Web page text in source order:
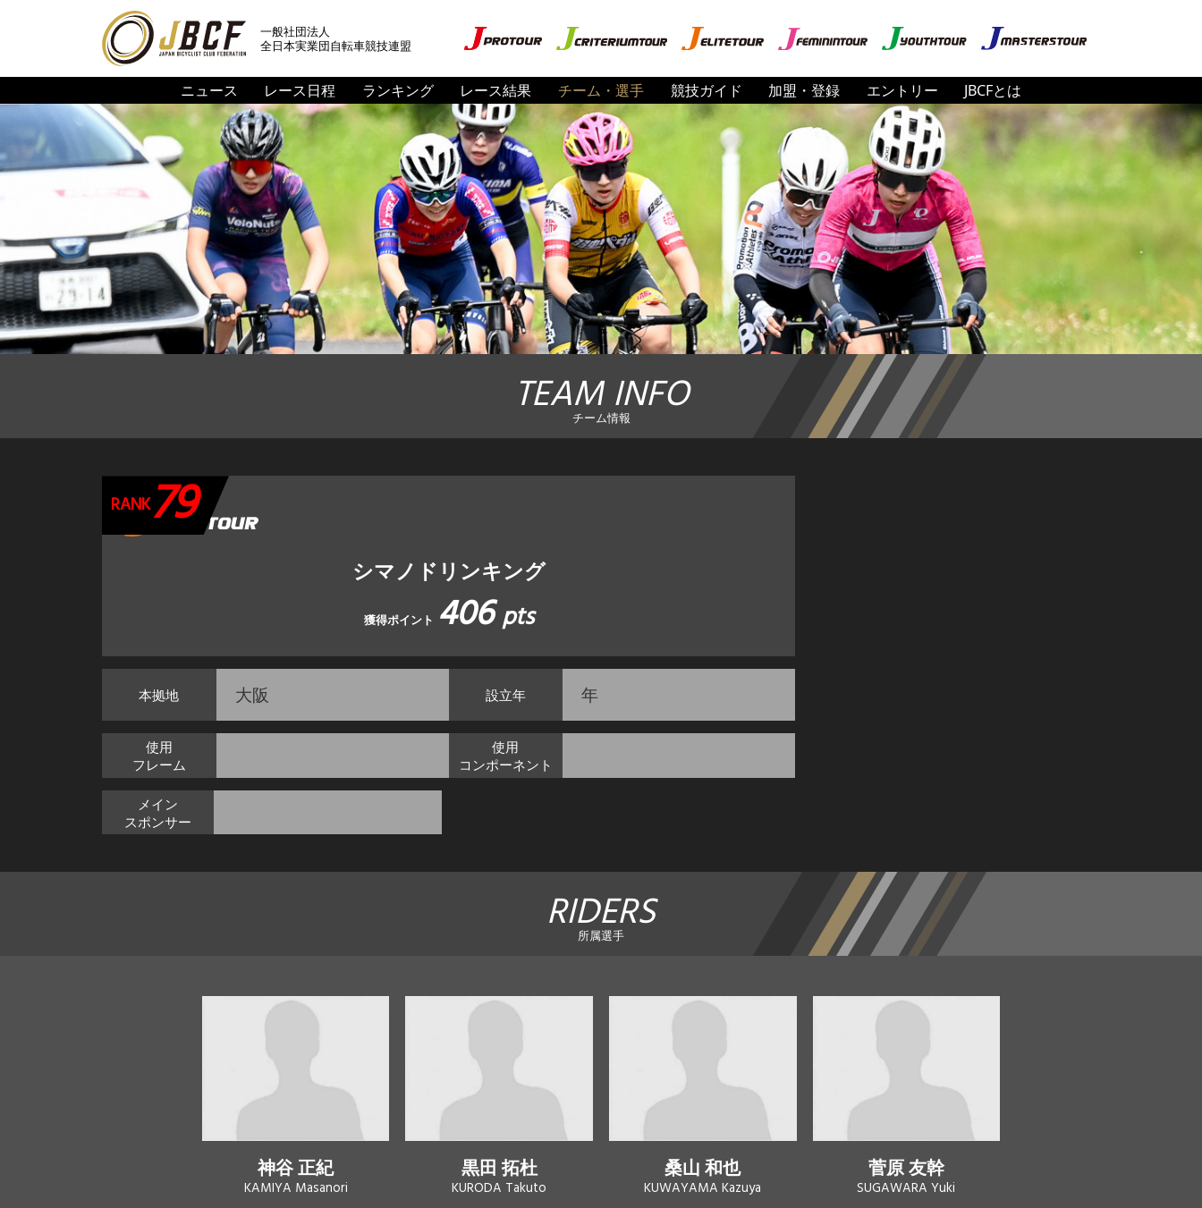
一般社団法人
全日本実業団自転車競技連盟
ニュース レース日程 ランキング レース結果 チーム・選手 競技ガイド 加盟・登録 エントリー JBCFとは
TEAM INFO
チーム情報
シマノドリンキング
獲得ポイント 406pts
RANK79
本拠地 大阪 設立年 年
使用
フレーム
使用
コンポーネント
メイン
スポンサー
RIDERS
所属選手
神谷 正紀
KAMIYA Masanori
黒田 拓杜
KURODA Takuto
桑山 和也
KUWAYAMA Kazuya
菅原 友幹
SUGAWARA Yuki